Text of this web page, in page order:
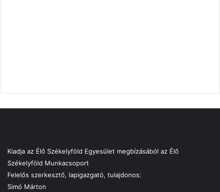
Kiadja az Élő Székelyföld Egyesület megbízásából az Élő
Székelyföld Munkacsoport
Felelős szerkesztő, lapigazgató, tulajdonos:
Simó Márton